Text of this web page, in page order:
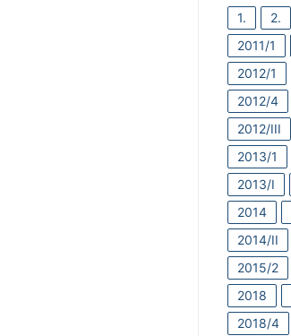
1. 2.
2011/1
2012/1
2012/4
2012/III
2013/1
2013/I
2014
2014/II
2015/2
2018
2018/4